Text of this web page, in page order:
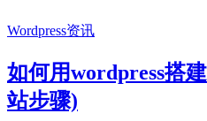
Wordpress资讯
如何用wordpress搭
站步骤)